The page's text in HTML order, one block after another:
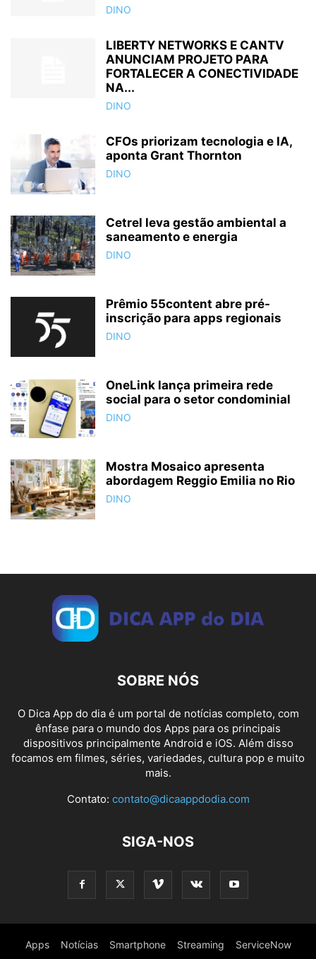
DINO
LIBERTY NETWORKS E CANTV
ANUNCIAM PROJETO PARA
FORTALECER A CONECTIVIDADE
NA...
DINO
CFOs priorizam tecnologia e IA,
aponta Grant Thornton
DINO
Cetrel leva gestão ambiental a
saneamento e energia
DINO
Prêmio 55content abre pré-
inscrição para apps regionais
DINO
OneLink lança primeira rede
social para o setor condominial
DINO
Mostra Mosaico apresenta
abordagem Reggio Emilia no Rio
DINO
SOBRE NÓS
O Dica App do dia é um portal de notícias completo, com
ênfase para o mundo dos Apps para os principais
dispositivos principalmente Android e iOS. Além disso
focamos em filmes, séries, variedades, cultura pop e muito
mais.
Contato: contato@dicaappdodia.com
SIGA-NOS
Apps Notícias Smartphone Streaming ServiceNow